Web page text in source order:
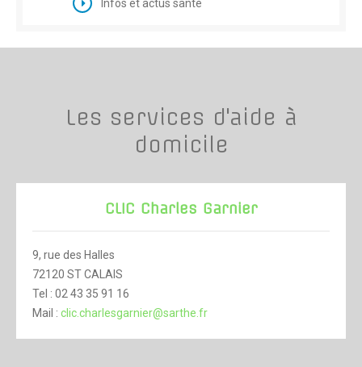
Infos et actus santé
Les services d'aide à
domicile
CLIC Charles Garnier
9, rue des Halles
72120 ST CALAIS
Tel : 02 43 35 91 16
Mail : clic.charlesgarnier@sarthe.fr